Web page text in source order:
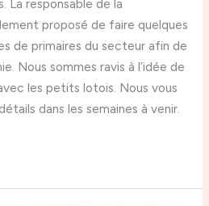
La responsable de la
proposé de faire quelques
de primaires du secteur afin de
Nous sommes ravis à l’idée de
les petits lotois. Nous vous
dans les semaines à venir.